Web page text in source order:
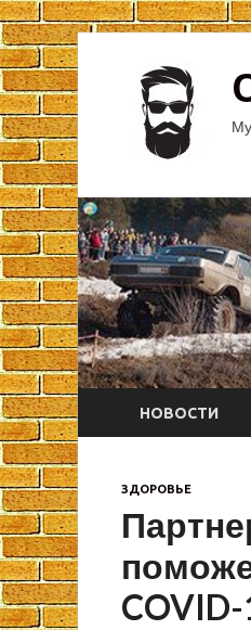
НОВОСТИ
ЗДОРОВЬЕ